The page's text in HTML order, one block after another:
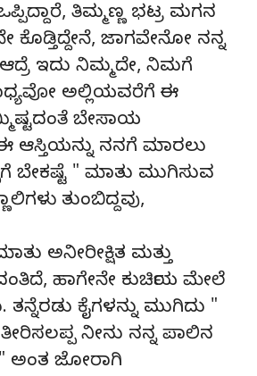
ತಿಮ್ಮಣ್ಣ ಭಟ್ರ ಮಗನ
ಕೊಡ್ತಿದ್ದೇನೆ, ಜಾಗವೇನೋ ನನ್ನ
ಆದ್ರೆ ಇದು ನಿಮ್ಮದೇ, ನಿಮಗೆ
ಅಲ್ಲಿಯವರೆಗೆ ಈ
ಬೇಸಾಯ
ಆಸ್ತಿಯನ್ನು ನನಗೆ ಮಾರಲು
ಬೇಕಷ್ಟೆ " ಮಾತು ಮುಗಿಸುವ
ತುಂಬಿದ್ದವು,
ಅನೀರೀಕ್ಷಿತ ಮತ್ತು
ಹಾಗೇನೇ ಕುರ್ಚಿಯ ಮೇಲೆ
ತನ್ನೆರಡು ಕೈಗಳನ್ನು ಮುಗಿದು "
ನೀನು ನನ್ನ ಪಾಲಿನ
ಅಂತ ಜೋರಾಗಿ